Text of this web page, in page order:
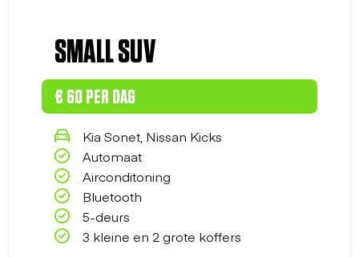
SMALL SUV
€ 60 PER DAG
Kia Sonet, Nissan Kicks
Automaat
Airconditoning
Bluetooth
5-deurs
3 kleine en 2 grote koffers